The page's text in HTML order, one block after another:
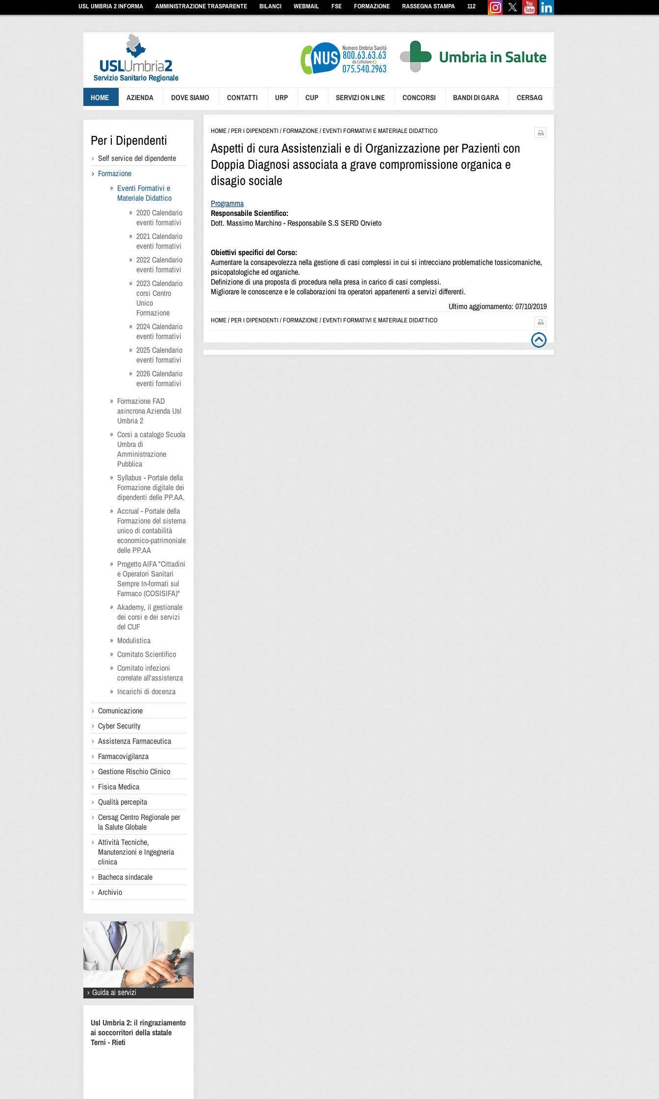
ai
USL UMBRIA 2 INFORMA AMMINISTRAZIONE TRASPARENTE BILANCI WEBMAIL FSE FORMAZIONE RASSEGNA STAMPA 112
HOME AZIENDA DOVE SIAMO CONTATTI URP CUP SERVIZI ON LINE CONCORSI BANDI DI GARA CERSAG
Per i Dipendenti
Self service del dipendente
Formazione
Eventi Formativi e
Materiale Didattico
2020 Calendario
eventi formativi
2021 Calendario
eventi formativi
2022 Calendario
eventi formativi
2023 Calendario
corsi Centro
Unico
Formazione
2024 Calendario
eventi formativi
2025 Calendario
eventi formativi
2026 Calendario
eventi formativi
Formazione FAD
asincrona Azienda Usl
Umbria 2
Corsi a catalogo Scuola
Umbra di
Amministrazione
Pubblica
Syllabus - Portale della
Formazione digitale dei
dipendenti delle PP.AA.
Accrual - Portale della
Formazione del sistema
unico di contabilità
economico-patrimoniale
delle PP.AA
Progetto AIFA "Cittadini
e Operatori Sanitari
Sempre In-formati sul
Farmaco (COSISIFA)"
Akademy, il gestionale
dei corsi e dei servizi
del CUF
Modulistica
Comitato Scientifico
Comitato infezioni
correlate all'assistenza
Incarichi di docenza
Comunicazione
Cyber Security
Assistenza Farmaceutica
Farmacovigilanza
Gestione Rischio Clinico
Fisica Medica
Qualità percepita
Cersag Centro Regionale per
la Salute Globale
Attività Tecniche,
Manutenzioni e Ingegneria
clinica
Bacheca sindacale
Archivio
Usl Umbria 2: il ringraziamento
ai soccorritori della statale
Terni - Rieti
HOME/PER I DIPENDENTI /FORMAZIONE/EVENTI FORMATIVI E MATERIALE DIDATTICO
Aspetti di cura Assistenziali e di Organizzazione per Pazienti con
Doppia Diagnosi associata a grave compromissione organica e
disagio sociale
Programma
Responsabile Scientifico:
Dott. Massimo Marchino - Responsabile S.S SERD Orvieto
Obiettivi specifici del Corso:
Aumentare la consapevolezza nella gestione di casi complessi in cui si intrecciano problematiche tossicomaniche,
psicopatologiche ed organiche.
Definizione di una proposta di procedura nella presa in carico di casi complessi.
Migliorare le conoscenze e le collaborazioni tra operatori appartenenti a servizi differenti.
Ultimo aggiornamento: 07/10/2019
HOME/PER I DIPENDENTI /FORMAZIONE/EVENTI FORMATIVI E MATERIALE DIDATTICO